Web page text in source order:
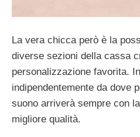
La vera chicca però è la
diverse sezioni della cassa
personalizzazione favorita.
indipendentemente da dove
suono arriverà sempre con
migliore qualità.